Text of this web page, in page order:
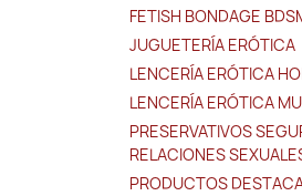
FETISH BONDAGE
JUGUETERÍA ERÓTICA
LENCERÍA ERÓTICA
LENCERÍA ERÓTICA
PRESERVATIVOS
RELACIONES
PRODUCTOS